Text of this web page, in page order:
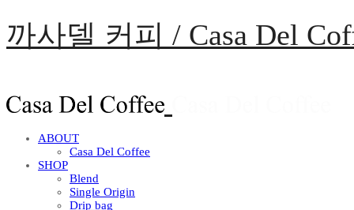
까사델 커피 / Casa Del
ABOUT
Casa Del Coffee
SHOP
Blend
Single Origin
Drip bag